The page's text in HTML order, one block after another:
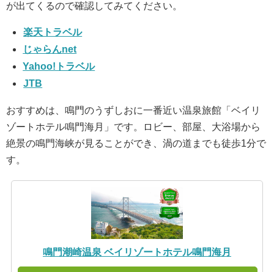
が出てくるので確認してみてください。
楽天トラベル
じゃらんnet
Yahoo!トラベル
JTB
おすすめは、鳴門のうずしおに一番近い温泉旅館「ベイリ
ゾートホテル鳴門海月」です。ロビー、部屋、大浴場から
絶景の鳴門海峡が見ることができ、渦の道までも徒歩1分で
す。
鳴門潮崎温泉 ベイリゾートホテル鳴門海月